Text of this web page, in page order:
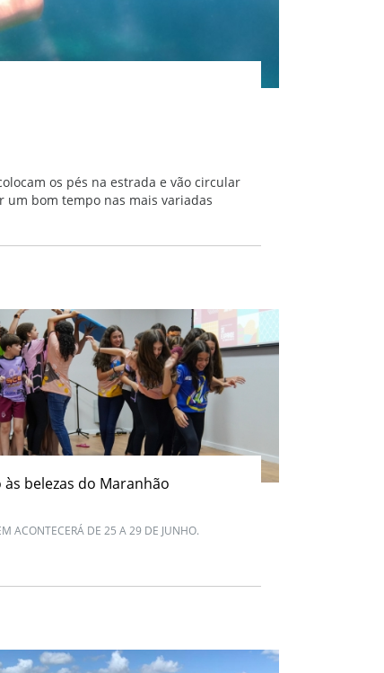
os pés na estrada e vão circular
um bom tempo nas mais variadas
às belezas do Maranhão
ACONTECERÁ DE 25 A 29 DE JUNHO.